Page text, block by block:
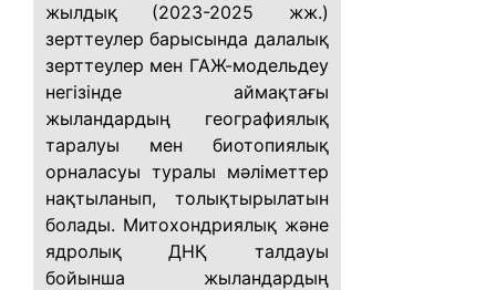
жылдық (2023-2025 жж.)
зерттеулер барысында далалық
зерттеулер мен ГАЖ-модельдеу
негізінде аймақтағы
жыландардың географиялық
таралуы мен биотопиялық
орналасуы туралы мәліметтер
нақтыланып, толықтырылатын
болады. Митохондриялық және
ядролық ДНҚ талдауы
бойынша жыландардың